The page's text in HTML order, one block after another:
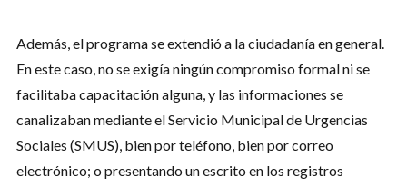
Además, el programa se extendió a la ciudadanía en general.
En este caso, no se exigía ningún compromiso formal ni se
facilitaba capacitación alguna, y las informaciones se
canalizaban mediante el Servicio Municipal de Urgencias
Sociales (SMUS), bien por teléfono, bien por correo
electrónico; o presentando un escrito en los registros